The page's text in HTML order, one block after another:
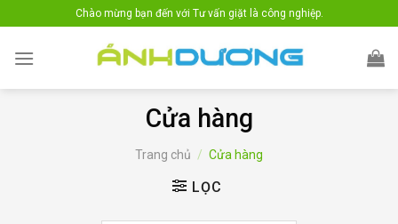
to
content
Chào mừng bạn đến với Tư vấn giặt là công nghiệp.
Cửa hàng
Trang chủ / Cửa hàng
LỌC